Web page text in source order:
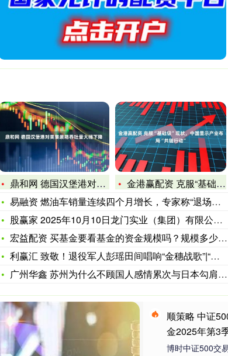
鼎和网 德国汉堡港对美集装箱吞吐量大幅下降
金港赢配资 克服“基础级”现状，中国显示产业布局“共链行动”
易融资 燃油车销量连续四个月增长，专家称“退场论”为时尚早
股赢家 2025年10月10日龙门实业（集团）有限公司西三街
宏益配资 买基金要看基金的资金规模吗？规模多少合适？
利赢汇 致敬！退役军人彭瑶田间唱响“金穗战歌”|“青春长沙·
广州华鑫 苏州为什么不顾国人感情累次与日本勾肩搭背？背后支撑
顺策略 中证
金2025年第3
博时中证500交